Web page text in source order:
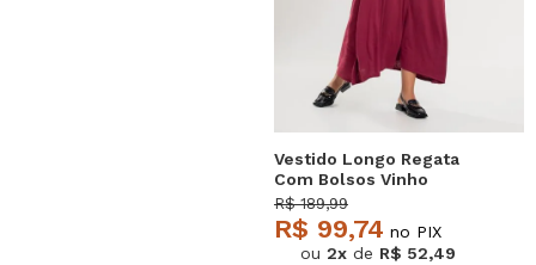
Vestido Longo Regata
Com Bolsos Vinho
Salvatore
R$ 189,99
R$ 99,74 no PIX
ou 2x de R$ 52,49